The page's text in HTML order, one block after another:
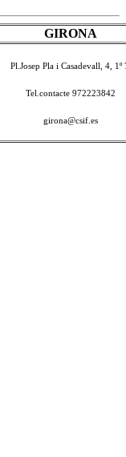
GIRONA
Pl.Josep Pla i Casadevall, 4, 1º
Tel.contacte 972223842
girona@csif.es